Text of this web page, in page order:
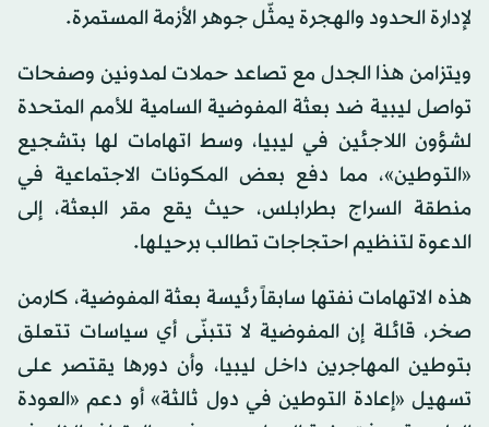
لإدارة الحدود والهجرة يمثّل جوهر الأزمة المستمرة.
ويتزامن هذا الجدل مع تصاعد حملات لمدونين وصفحات
تواصل ليبية ضد بعثة المفوضية السامية للأمم المتحدة
لشؤون اللاجئين في ليبيا، وسط اتهامات لها بتشجيع
«التوطين»، مما دفع بعض المكونات الاجتماعية في
منطقة السراج بطرابلس، حيث يقع مقر البعثة، إلى
الدعوة لتنظيم احتجاجات تطالب برحيلها.
هذه الاتهامات نفتها سابقاً رئيسة بعثة المفوضية، كارمن
صخر، قائلة إن المفوضية لا تتبنّى أي سياسات تتعلق
بتوطين المهاجرين داخل ليبيا، وأن دورها يقتصر على
تسهيل «إعادة التوطين في دول ثالثة» أو دعم «العودة